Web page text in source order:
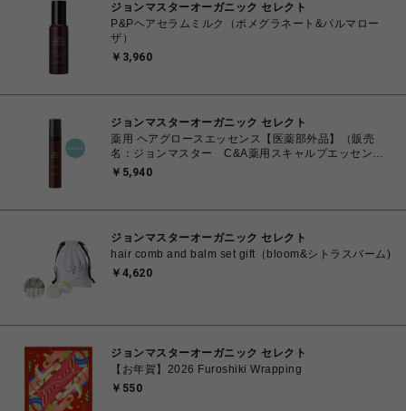
ジョンマスターオーガニック セレクト
P&Pヘアセラムミルク（ポメグラネート&パルマロー
ザ）
￥3,960
ジョンマスターオーガニック セレクト
薬用 ヘアグロースエッセンス【医薬部外品】（販売
名：ジョンマスター C&A薬用スキャルプエッセン
ス）
￥5,940
ジョンマスターオーガニック セレクト
hair comb and balm set gift（bloom&シトラスバーム)
￥4,620
ジョンマスターオーガニック セレクト
【お年賀】2026 Furoshiki Wrapping
￥550